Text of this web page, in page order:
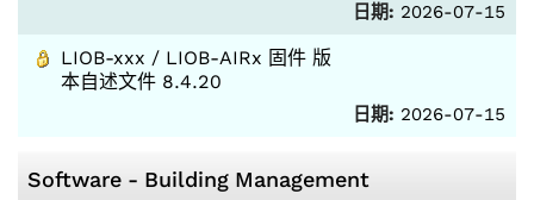
日期: 2026-07-15
LIOB-xxx / LIOB-AIRx 固件 版
本自述文件 8.4.20
日期: 2026-07-15
Software - Building Management